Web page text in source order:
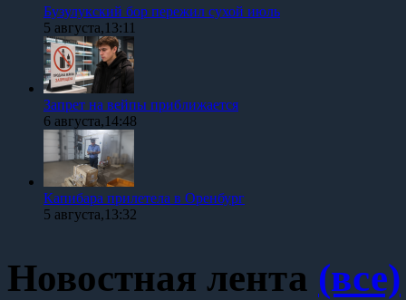
Бузулукский бор пережил сухой июль
5 августа,13:11
Запрет на вейпы приближается
6 августа,14:48
Капибара прилетела в Оренбург
5 августа,13:32
Новостная лента (все)